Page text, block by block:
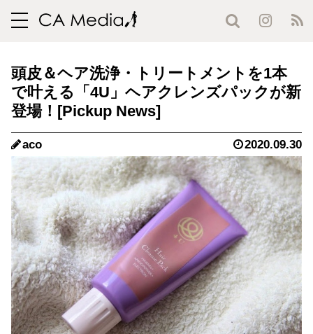
toggle
頭皮＆ヘア洗浄・トリートメントを1本
で叶える「4U」ヘアクレンズパックが新
登場！
aco 2020.09.30